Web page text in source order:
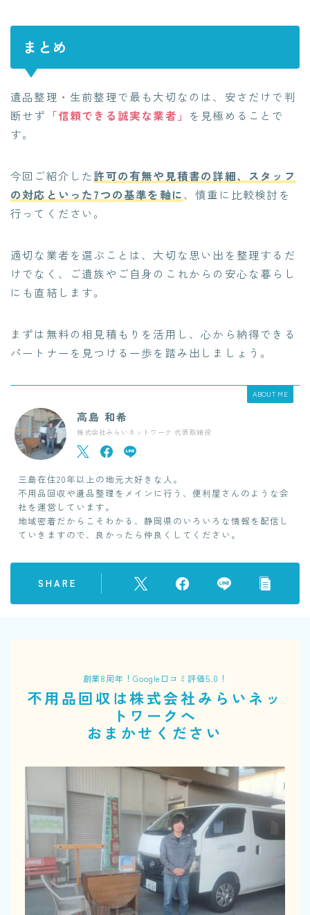
まとめ
遺品整理・生前整理で最も大切なのは、安さだけで判
断せず 「信頼できる誠実な業者」 を見極めることで
す。
今回ご紹介した 許可の有無や見積書の詳細、スタッフ
の対応といった7つの基準を軸に、慎重に比較検討を
行ってください。
適切な業者を選ぶことは、大切な思い出を整理するだ
けでなく、ご遺族やご自身のこれからの安心な暮らし
にも直結します。
まずは無料の相見積もりを活用し、心から納得できる
パートナーを見つける一歩を踏み出しましょう。
ABOUT ME
高島 和希
株式会社みらいネットワーク 代表取締役
三島在住20年以上の地元大好きな人。
不用品回収や遺品整理をメインに行う、便利屋さんのような会
社を運営しています。
地域密着だからこそわかる、静岡県のいろいろな情報を配信し
ていきますので、良かったら仲良くしてください。
SHARE
創業8周年！Google口コミ評価5.0！
不用品回収は株式会社みらいネッ
トワークへ
おまかせください